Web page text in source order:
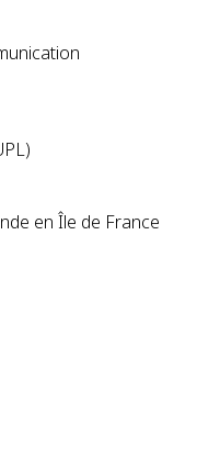
en Île de France